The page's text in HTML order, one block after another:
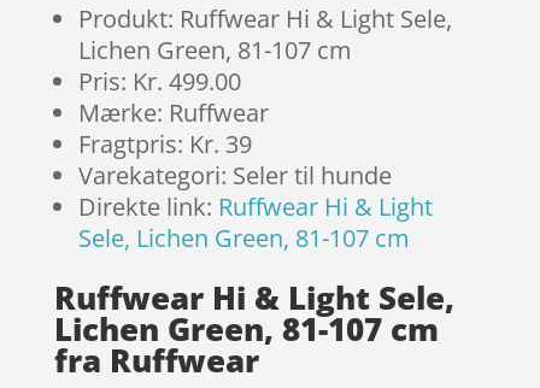
Produkt: Ruffwear Hi & Light Sele,
Lichen Green, 81-107 cm
Pris: Kr. 499.00
Mærke: Ruffwear
Fragtpris: Kr. 39
Varekategori: Seler til hunde
Direkte link: Ruffwear Hi & Light
Sele, Lichen Green, 81-107 cm
Ruffwear Hi & Light Sele,
Lichen Green, 81-107 cm
fra Ruffwear